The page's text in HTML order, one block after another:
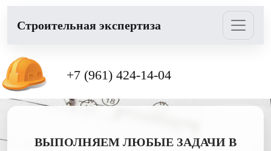
Cтроительная экспертиза
+7 (961) 424-14-04
ВЫПОЛНЯЕМ ЛЮБЫЕ ЗАДАЧИ В